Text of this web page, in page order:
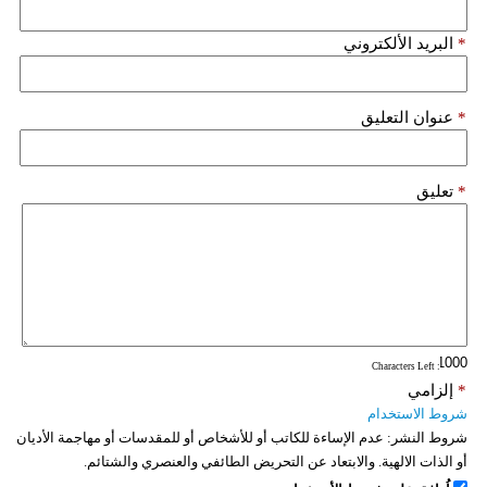
البريد الألكتروني *
عنوان التعليق *
تعليق *
: Characters Left
إلزامي *
شروط الاستخدام
شروط النشر: عدم الإساءة للكاتب أو للأشخاص أو للمقدسات أو مهاجمة الأديان
أو الذات الالهية. والابتعاد عن التحريض الطائفي والعنصري والشتائم.